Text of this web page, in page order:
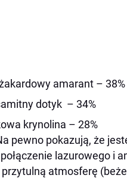
amarant – 38%
dotyk – 34%
krynolina – 28%
pewno pokazują, że
lazurowego i
atmosferę